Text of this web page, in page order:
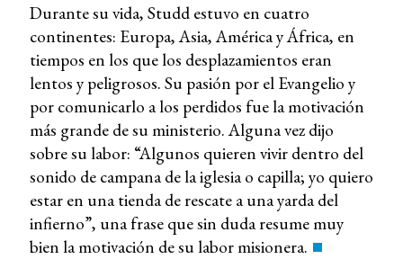
Durante su vida, Studd estuvo en cuatro
continentes: Europa, Asia, América y África, en
tiempos en los que los desplazamientos eran
lentos y peligrosos. Su pasión por el Evangelio y
por comunicarlo a los perdidos fue la motivación
más grande de su ministerio. Alguna vez dijo
sobre su labor: “Algunos quieren vivir dentro del
sonido de campana de la iglesia o capilla; yo quiero
estar en una tienda de rescate a una yarda del
infierno”, una frase que sin duda resume muy
bien la motivación de su labor misionera.